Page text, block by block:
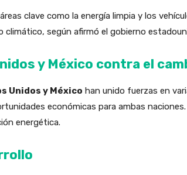
clave como la energía limpia y los
climático, según afirmó el gobierno
y México contra el
Unidos y México han unido fuerzas en
económicas para ambas
energética.